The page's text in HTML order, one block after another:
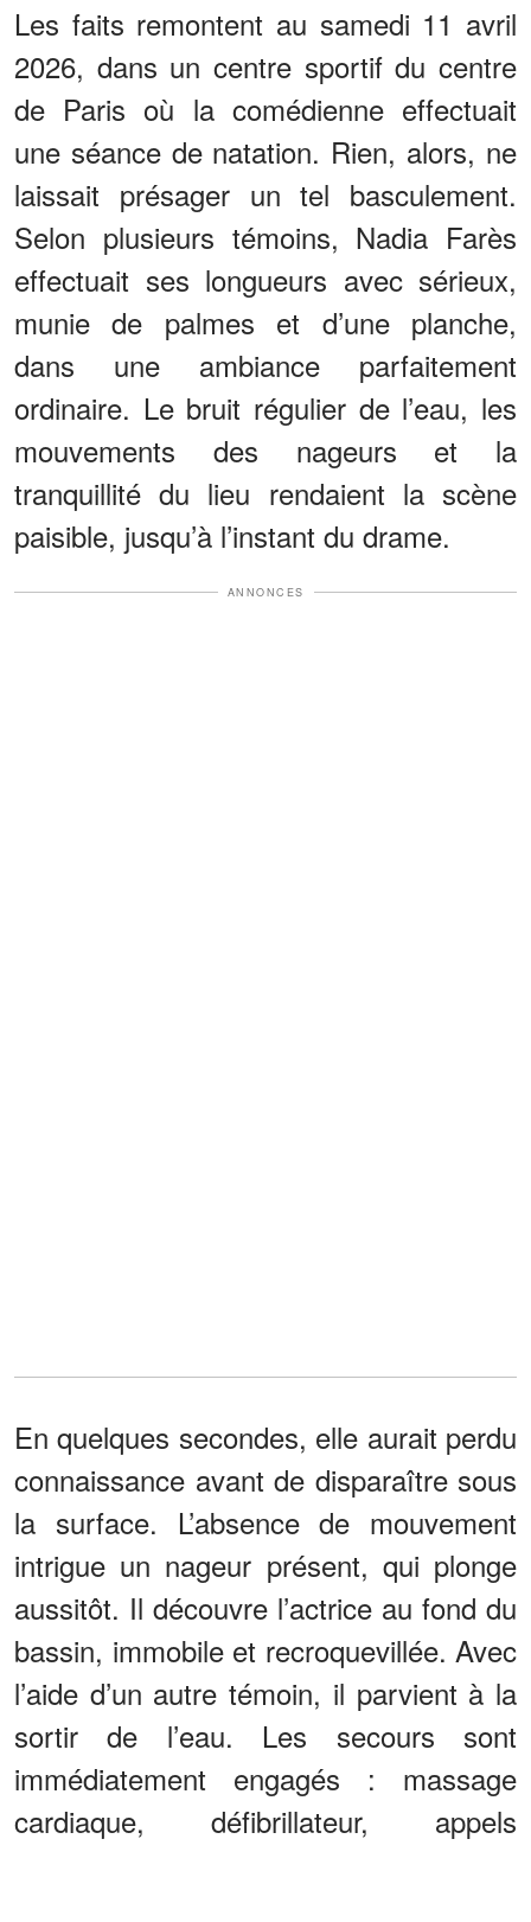
Les faits remontent au samedi 11 avril
2026, dans un centre sportif du centre
de Paris où la comédienne effectuait
une séance de natation. Rien, alors, ne
laissait présager un tel basculement.
Selon plusieurs témoins, Nadia Farès
effectuait ses longueurs avec sérieux,
munie de palmes et d’une planche,
dans une ambiance parfaitement
ordinaire. Le bruit régulier de l’eau, les
mouvements des nageurs et la
tranquillité du lieu rendaient la scène
paisible, jusqu’à l’instant du drame.
ANNONCES
En quelques secondes, elle aurait perdu
connaissance avant de disparaître sous
la surface. L’absence de mouvement
intrigue un nageur présent, qui plonge
aussitôt. Il découvre l’actrice au fond du
bassin, immobile et recroquevillée. Avec
l’aide d’un autre témoin, il parvient à la
sortir de l’eau. Les secours sont
immédiatement engagés : massage
cardiaque, défibrillateur, appels